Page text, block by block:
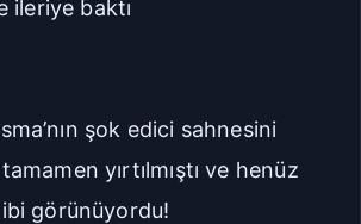
ileriye baktı
şok edici sahnesini
yırtılmıştı ve henüz
görünüyordu!